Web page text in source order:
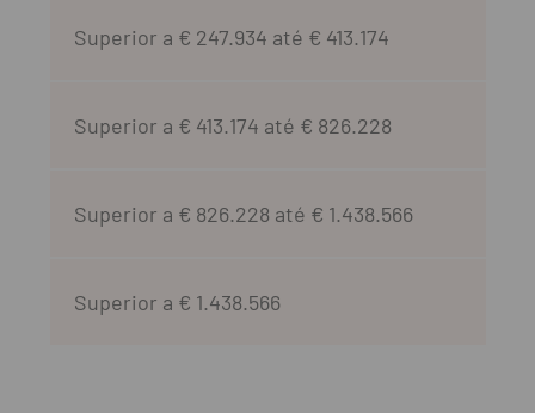
Superior a € 247.934 até € 413.174
Superior a € 413.174 até € 826.228
Superior a € 826.228 até € 1.438.566
Superior a € 1.438.566